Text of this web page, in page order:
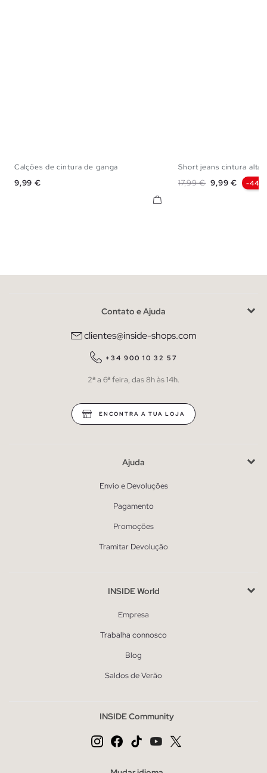
40
Calções de cintura de ganga
Preço
9,99 €
Short jeans cintura
Preço normal
17,99 € Preço
9,99 € -44%
Contato e Ajuda
clientes@inside-shops.com
+34 900 10 32 57
2ª a 6ª feira, das 8h às 14h.
ENCONTRA A TUA LOJA
Ajuda
Envio e Devoluções
Pagamento
Promoções
Tramitar Devolução
INSIDE World
Empresa
Trabalha connosco
Blog
Saldos de Verão
INSIDE Community